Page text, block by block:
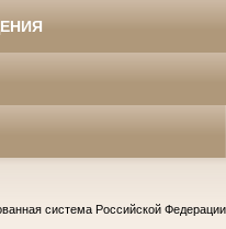
система Российской